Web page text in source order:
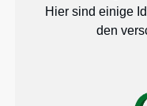
Hier sind einige
den